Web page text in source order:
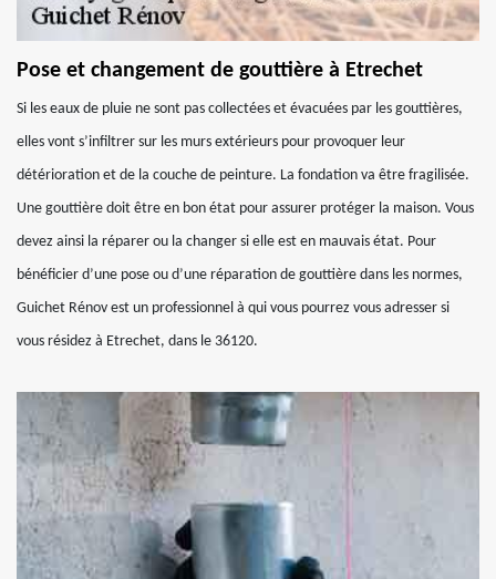
Pose et changement de gouttière à Etrechet
Si les eaux de pluie ne sont pas collectées et évacuées par les gouttières,
elles vont s’infiltrer sur les murs extérieurs pour provoquer leur
détérioration et de la couche de peinture. La fondation va être fragilisée.
Une gouttière doit être en bon état pour assurer protéger la maison. Vous
devez ainsi la réparer ou la changer si elle est en mauvais état. Pour
bénéficier d’une pose ou d’une réparation de gouttière dans les normes,
Guichet Rénov est un professionnel à qui vous pourrez vous adresser si
vous résidez à Etrechet, dans le 36120.